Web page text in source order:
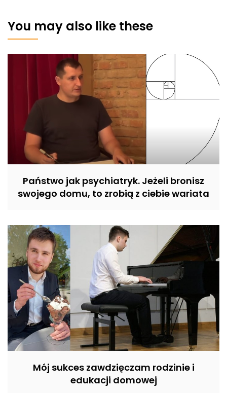
You may also like these
Państwo jak psychiatryk. Jeżeli bronisz
swojego domu, to zrobią z ciebie wariata
Mój sukces zawdzięczam rodzinie i
edukacji domowej